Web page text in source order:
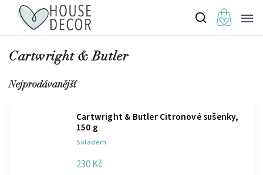
Cartwright & Butler
Nejprodávanější
Cartwright & Butler Citronové sušenky,
150 g
Skladem
230 Kč